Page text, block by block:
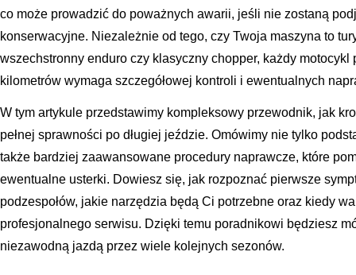
co może prowadzić do poważnych awarii, jeśli nie zostaną
konserwacyjne. Niezależnie od tego, czy Twoja maszyna to
wszechstronny enduro czy klasyczny chopper, każdy
kilometrów wymaga szczegółowej kontroli i ewentualnych
W tym artykule przedstawimy kompleksowy przewodnik, jak
pełnej sprawności po długiej jeździe. Omówimy nie tylko
także bardziej zaawansowane procedury naprawcze, które
ewentualne usterki. Dowiesz się, jak rozpoznać pierwsze
podzespołów, jakie narzędzia będą Ci potrzebne oraz kiedy
profesjonalnego serwisu. Dzięki temu poradnikowi będziesz
niezawodną jazdą przez wiele kolejnych sezonów.